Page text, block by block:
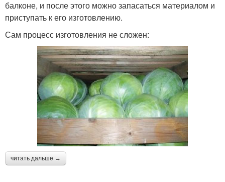
балконе, и после этого можно запасаться материалом и
приступать к его изготовлению.
Сам процесс изготовления не сложен:
читать дальше →